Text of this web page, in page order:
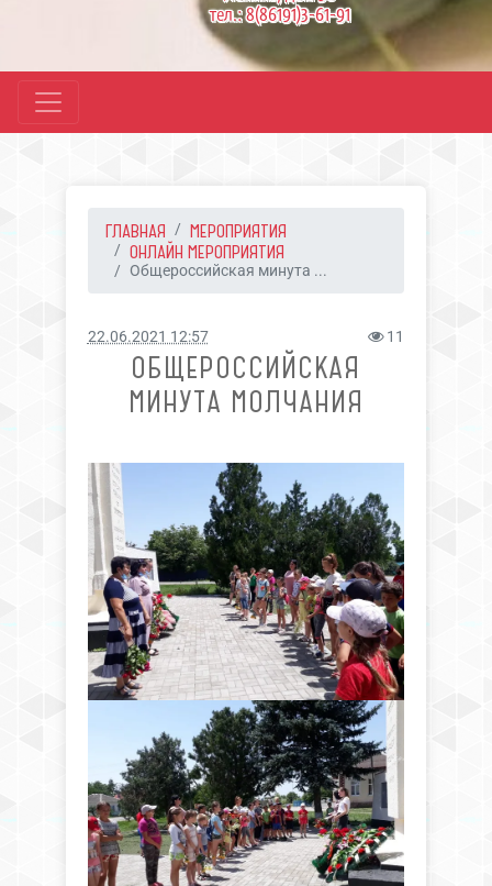
тел.: 8(86191)3-61-91
ГЛАВНАЯ
МЕРОПРИЯТИЯ
ОНЛАЙН МЕРОПРИЯТИЯ
Общероссийская минута ...
22.06.2021 12:57 11
ОБЩЕРОССИЙСКАЯ
МИНУТА МОЛЧАНИЯ